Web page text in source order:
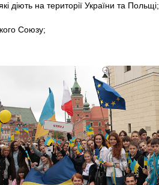
діють на території України та Польщі;
Союзу;